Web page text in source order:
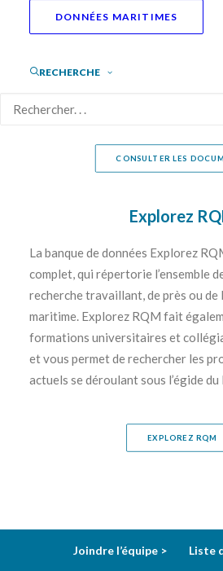
DONNÉES MARITIMES
RECHERCHE
Le RQM offre à sa
CONSULTER LES
Explorez
La banque de données Explorez
complet, qui répertorie l’ensemble
recherche travaillant, de près ou de
maritime. Explorez RQM fait
formations universitaires et
et vous permet de rechercher les
actuels se déroulant sous l’égide du
EXPLOREZ RQM
Joindre l’équipe > Liste